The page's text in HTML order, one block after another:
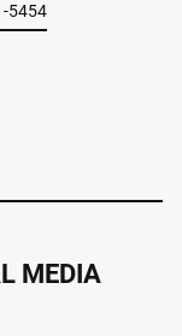
5454
MEDIA